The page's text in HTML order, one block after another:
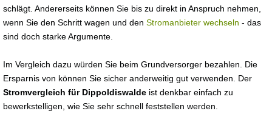
schlägt. Andererseits können Sie bis zu direkt in Anspruch nehmen,
wenn Sie den Schritt wagen und den Stromanbieter wechseln - das
sind doch starke Argumente.
Im Vergleich dazu würden Sie beim Grundversorger bezahlen. Die
Ersparnis von können Sie sicher anderweitig gut verwenden. Der
Stromvergleich für Dippoldiswalde ist denkbar einfach zu
bewerkstelligen, wie Sie sehr schnell feststellen werden.